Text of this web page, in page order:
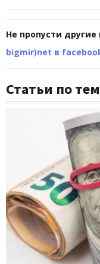
Не пропусти
bigmir)net в
Статьи по